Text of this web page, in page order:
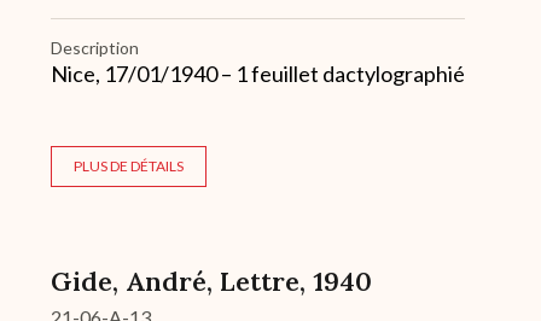
Description
Nice, 17/01/1940 – 1 feuillet dactylographié
PLUS DE DÉTAILS
Gide, André, Lettre, 1940